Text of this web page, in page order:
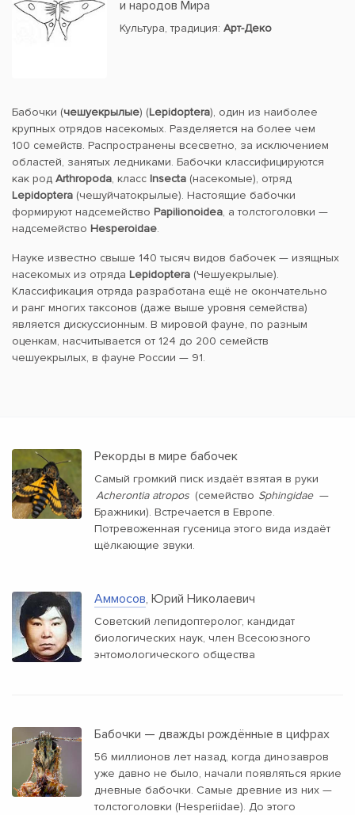
и народов Мира
Культура, традиция: Арт-Деко
Бабочки (чешуекрылые) (Lepidoptera), один из наиболее
крупных отрядов насекомых. Разделяется на более чем
100 семейств. Распространены всесветно, за исключением
областей, занятых ледниками. Бабочки классифицируются
как род Arthropoda, класс Insecta (насекомые), отряд
Lepidoptera (чешуйчатокрылые). Настоящие бабочки
формируют надсемейство Papilionoidea, а толстоголовки —
надсемейство Hesperoidae.
Науке известно свыше 140 тысяч видов бабочек — изящных
насекомых из отряда Lepidoptera (Чешуекрылые).
Классификация отряда разработана ещё не окончательно
и ранг многих таксонов (даже выше уровня семейства)
является дискуссионным. В мировой фауне, по разным
оценкам, насчитывается от 124 до 200 семейств
чешуекрылых, в фауне России — 91.
Рекорды в мире бабочек
Самый громкий писк издаёт взятая в руки
Acherontia atropos (семейство Sphingidae —
Бражники). Встречается в Европе.
Потревоженная гусеница этого вида издаёт
щёлкающие звуки.
Аммосов, Юрий Николаевич
Советский лепидоптеролог, кандидат
биологических наук, член Всесоюзного
энтомологического общества
Бабочки — дважды рождённые в цифрах
56 миллионов лет назад, когда динозавров
уже давно не было, начали появляться яркие
дневные бабочки. Самые древние из них —
толстоголовки (Hesperiidae). До этого